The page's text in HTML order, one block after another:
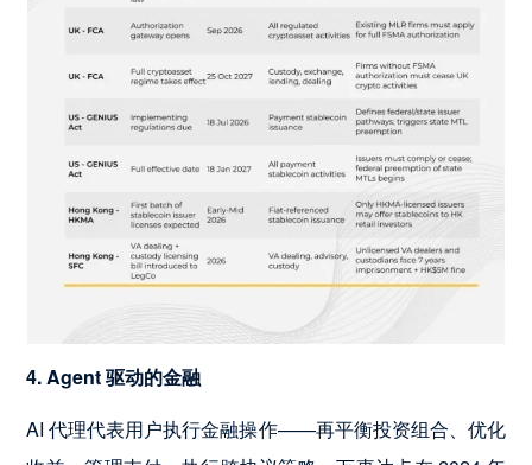
4. Agent 驱动的金融
AI 代理代表用户执行金融操作——再平衡投资组合、优化